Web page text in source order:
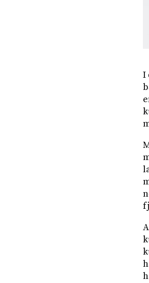
I